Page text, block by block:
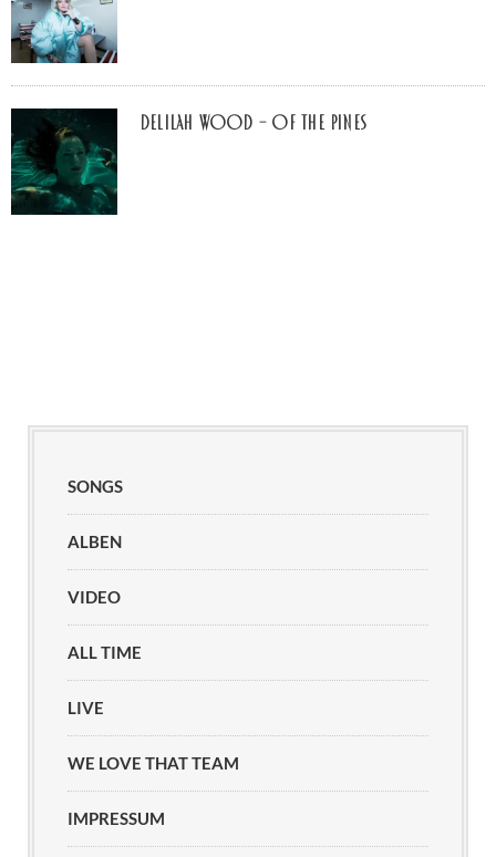
Delilah Wood – of the pines
SONGS
ALBEN
VIDEO
ALL TIME
LIVE
WE LOVE THAT TEAM
IMPRESSUM